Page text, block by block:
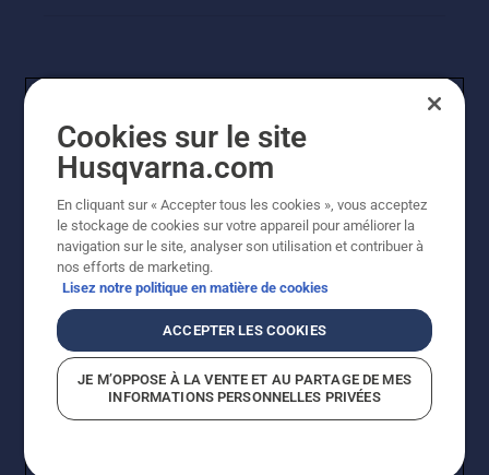
© Husqvarna AB (publ). Tous droits réservés. Les prix
indiqués sont des prix de vente conseillés. Tous les prix
indiqués sont des prix de vente recommandés (TVA
incluse), sauf si le produit est disponible pour un achat
direct.
Politique relative aux cookiesConditions d'utilisation
Signalement de violations présumées
Cookies sur le site
Husqvarna.com
En cliquant sur « Accepter tous les cookies », vous acceptez
le stockage de cookies sur votre appareil pour améliorer la
navigation sur le site, analyser son utilisation et contribuer à
nos efforts de marketing.
Lisez notre politique en matière de cookies
ACCEPTER LES COOKIES
JE M’OPPOSE À LA VENTE ET AU PARTAGE DE MES
INFORMATIONS PERSONNELLES PRIVÉES